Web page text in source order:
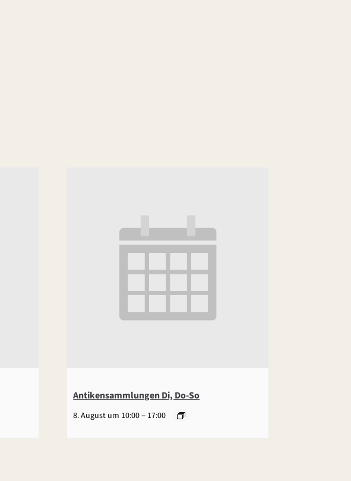
Antikensammlungen Di, Do-So
8. August um 10:00– 17:00